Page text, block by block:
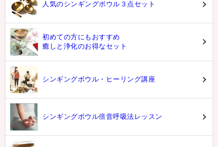
人気のシンギングボウル３点セット
初めての方にもおすすめ
癒しと浄化のお得なセット
シンギングボウル・ヒーリング講座
シンギングボウル倍音呼吸法レッスン